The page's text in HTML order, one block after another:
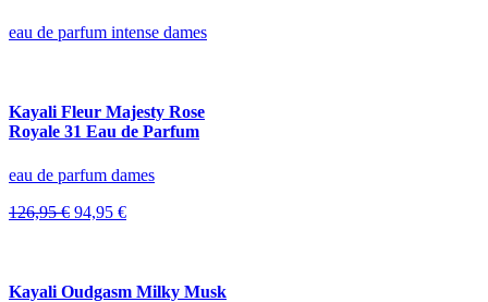
eau de parfum intense dames
Kayali Fleur Majesty Rose
Royale 31 Eau de Parfum
eau de parfum dames
126,95€ Oorspronkelijke
94,95 €Huidige
Kayali Oudgasm Milky Musk